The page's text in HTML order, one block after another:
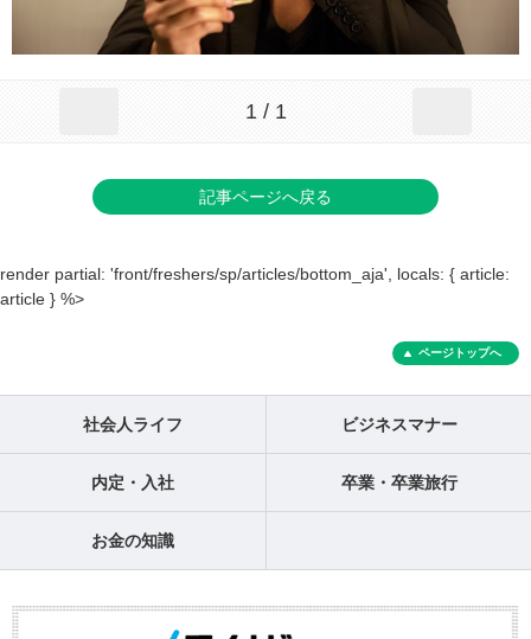
1 / 1
記事ページへ戻る
render partial: 'front/freshers/sp/articles/bottom_aja', locals: { article:
article } %>
ページトップへ
社会人ライフ ビジネスマナー
内定・入社 卒業・卒業旅行
お金の知識